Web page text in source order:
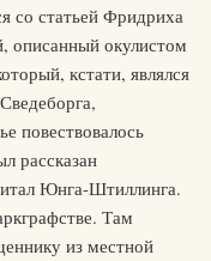
со статьей Фридриха
описанный окулистом
кстати, являлся
повествовалось
рассказан
Юнга-Штиллинга.
Там
из местной